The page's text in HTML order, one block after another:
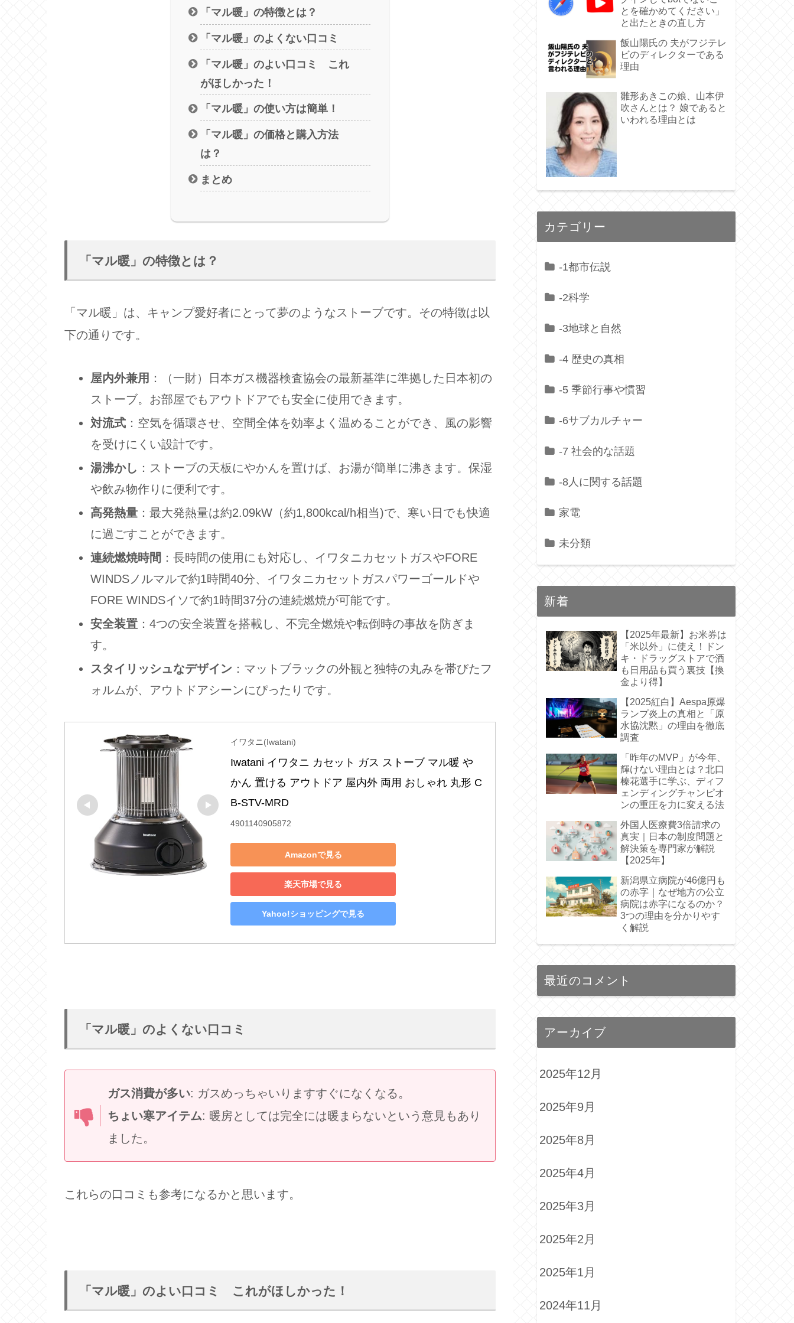
「マル暖」の特徴とは？
「マル暖」のよくない口コミ
「マル暖」のよい口コミ これ
がほしかった！
「マル暖」の使い方は簡単！
「マル暖」の価格と購入方法
は？
まとめ
「マル暖」の特徴とは？
「マル暖」は、キャンプ愛好者にとって夢のようなストーブです。その特徴は以
下の通りです。
屋内外兼用 ：（一財）日本ガス機器検査協会の最新基準に準拠した日本初の
ストーブ。お部屋でもアウトドアでも安全に使用できます。
対流式 ：空気を循環させ、空間全体を効率よく温めることができ、風の影響
を受けにくい設計です。
湯沸かし ：ストーブの天板にやかんを置けば、お湯が簡単に沸きます。保湿
や飲み物作りに便利です。
高発熱量 ：最大発熱量は約2.09kW（約1,800kcal/h相当)で、寒い日でも快適
に過ごすことができます。
連続燃焼時間 ：長時間の使用にも対応し、イワタニカセットガスやFORE
WINDSノルマルで約1時間40分、イワタニカセットガスパワーゴールドや
FORE WINDSイソで約1時間37分の連続燃焼が可能です。
安全装置 ：4つの安全装置を搭載し、不完全燃焼や転倒時の事故を防ぎま
す。
スタイリッシュなデザイン ：マットブラックの外観と独特の丸みを帯びたフ
ォルムが、アウトドアシーンにぴったりです。
イワタニ(Iwatani)
Iwatani イワタニ カセット ガス ストーブ マル暖 や
かん 置ける アウトドア 屋内外 両用 おしゃれ 丸形 C
B-STV-MRD
4901140905872
Amazonで見る
楽天市場で見る
Yahoo!ショッピングで見る
「マル暖」のよくない口コミ
ガス消費が多い: ガスめっちゃいりますすぐになくなる。
ちょい寒アイテム: 暖房としては完全には暖まらないという意見もあり
ました。
これらの口コミも参考になるかと思います。
「マル暖」のよい口コミ これがほしかった！
とを確かめてください」
と出たときの直し方
飯山陽氏の 夫がフジテレ
ビのディレクターである
理由
雛形あきこの娘、山本伊
吹さんとは？ 娘であると
いわれる理由とは
カテゴリー
-1都市伝説
-2科学
-3地球と自然
-4 歴史の真相
-5 季節行事や慣習
-6サブカルチャー
-7 社会的な話題
-8人に関する話題
家電
未分類
新着
【2025年最新】お米券は
「米以外」に使え！ドン
キ・ドラッグストアで酒
も日用品も買う裏技【換
金より得】
【2025紅白】Aespa原爆
ランプ炎上の真相と「原
水協沈黙」の理由を徹底
調査
「昨年のMVP」が今年、
輝けない理由とは？北口
榛花選手に学ぶ、ディフ
ェンディングチャンピオ
ンの重圧を力に変える法
外国人医療費3倍請求の
真実｜日本の制度問題と
解決策を専門家が解説
【2025年】
新潟県立病院が46億円も
の赤字｜なぜ地方の公立
病院は赤字になるのか？
3つの理由を分かりやす
く解説
最近のコメント
アーカイブ
2025年12月
2025年9月
2025年8月
2025年4月
2025年3月
2025年2月
2025年1月
2024年11月